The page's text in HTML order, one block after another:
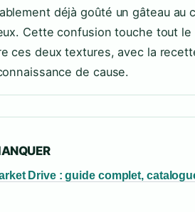
déjà goûté un gâteau
Cette confusion touche tout
ces deux textures, avec la
de cause.
Drive : guide complet,